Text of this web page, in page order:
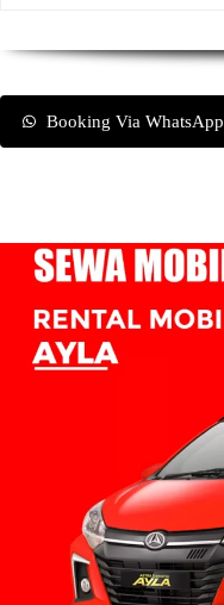
Booking Via WhatsApp